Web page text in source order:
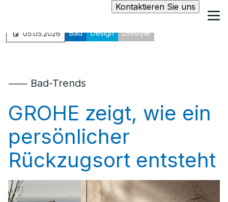
Kontaktieren Sie uns
05.05.2026 Bad Design Lifestyle
⸺ Bad-Trends
GROHE zeigt, wie ein
persönlicher
Rückzugsort entsteht